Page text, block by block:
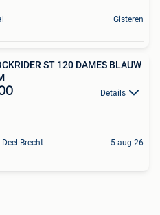
Gisteren
ST 120 DAMES BLAUW
Details
Deel Brecht 5 aug 26